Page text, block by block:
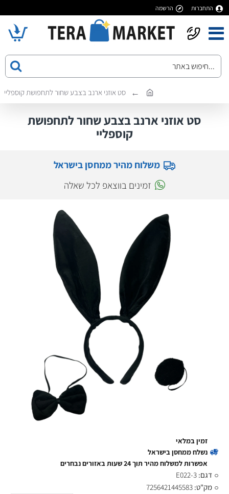
התחברות הרשמה
סט אוזני ארנב בצבע שחור לתחפושת קוספליי
סט אוזני ארנב בצבע שחור לתחפושת
קוספליי
משלוח מהיר ממחסן בישראל
זמינים בווצאפ לכל שאלה
זמין במלאי
נשלח ממחסן בישראל
אפשרות למשלוח מהיר תוך 24 שעות באזורים נבחרים
דגם: E022-3
מק"ט: 7256421445583